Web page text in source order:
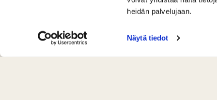
heidän palvelujaan.
Näytä tiedot